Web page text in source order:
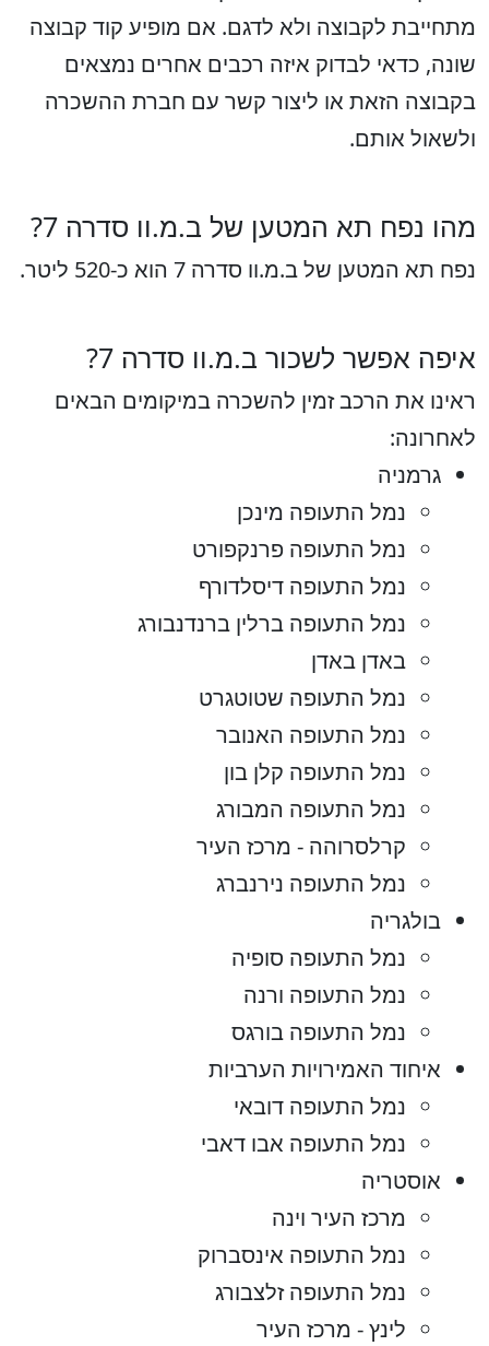
מתחייבת לקבוצה ולא לדגם. אם מופיע קוד קבוצה
שונה, כדאי לבדוק איזה רכבים אחרים נמצאים
בקבוצה הזאת או ליצור קשר עם חברת ההשכרה
ולשאול אותם.
מהו נפח תא המטען של ב.מ.וו סדרה 7?
נפח תא המטען של ב.מ.וו סדרה 7 הוא כ-520 ליטר.
איפה אפשר לשכור ב.מ.וו סדרה 7?
ראינו את הרכב זמין להשכרה במיקומים הבאים
לאחרונה:
גרמניה
נמל התעופה מינכן
נמל התעופה פרנקפורט
נמל התעופה דיסלדורף
נמל התעופה ברלין ברנדנבורג
באדן באדן
נמל התעופה שטוטגרט
נמל התעופה האנובר
נמל התעופה קלן בון
נמל התעופה המבורג
קרלסרוהה - מרכז העיר
נמל התעופה נירנברג
בולגריה
נמל התעופה סופיה
נמל התעופה ורנה
נמל התעופה בורגס
איחוד האמירויות הערביות
נמל התעופה דובאי
נמל התעופה אבו דאבי
אוסטריה
מרכז העיר וינה
נמל התעופה אינסברוק
נמל התעופה זלצבורג
לינץ - מרכז העיר